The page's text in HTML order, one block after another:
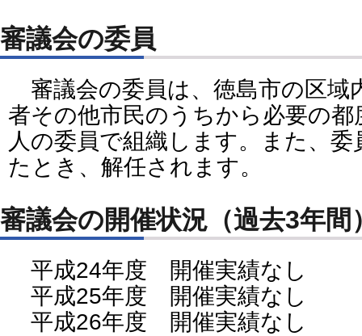
審議会の委員
審議会の委員は、徳島市の区域
者その他市民のうちから必要の
人の委員で組織します。また、
たとき、解任されます。
審議会の開催状況（過去3年間
平成24年度 開催実績なし
平成25年度 開催実績なし
平成26年度 開催実績なし